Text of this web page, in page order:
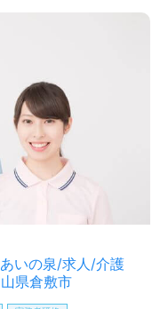
いの泉/求人/介護
県倉敷市